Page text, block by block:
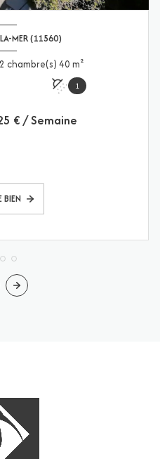
MER (11560)
Maison 3 pièce(s) 2 chambre(s) 40 m²
1
€ / Semaine
BIEN